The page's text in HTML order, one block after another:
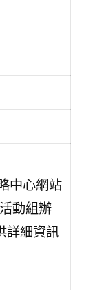
中心網站
動組辦
詳細資訊